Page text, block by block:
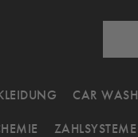
CAR WASH
ZAHLSYSTEME